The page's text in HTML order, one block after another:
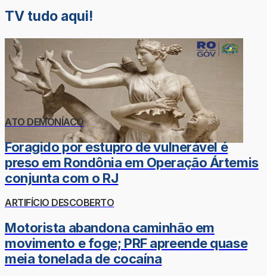
TV tudo aqui!
ATO DEMONÍACO
Foragido por estupro de vulnerável é
preso em Rondônia em Operação Ártemis
conjunta com o RJ
ARTIFÍCIO DESCOBERTO
Motorista abandona caminhão em
movimento e foge; PRF apreende quase
meia tonelada de cocaína